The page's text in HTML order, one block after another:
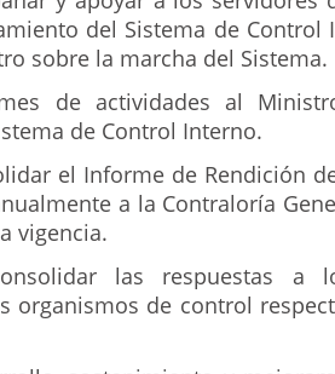
del Sistema de Control
sobre la marcha del Sistema.
de actividades al
de Control Interno.
el Informe de Rendición
a la Contraloría
vigencia.
las respuestas a
organismos de control